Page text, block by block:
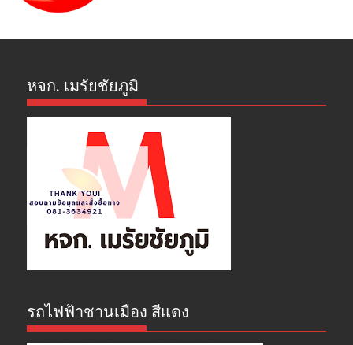
หจก. เมรัยชัยภูมิ
รถไฟฟ้าชานเมือง สีแดง